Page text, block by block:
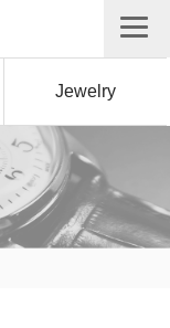
Jewelry